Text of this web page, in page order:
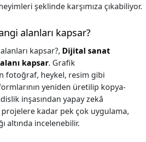
şeklinde karşımıza çıkabiliyor.
alanları kapsar?
kapsar?, Dijital sanat
alanı kapsar. Grafik
fotoğraf, heykel, resim gibi
yeniden üretilip kopya-
inşasından yapay zekâ
projelere kadar pek çok uygulama,
altında incelenebilir.